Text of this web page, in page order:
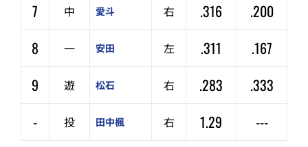
7
中 愛斗 右 .316
.200
8
一 安田 左 .311
.167
9
遊 松石 右 .283
.333
-
投 田中楓 右 1.29 ---